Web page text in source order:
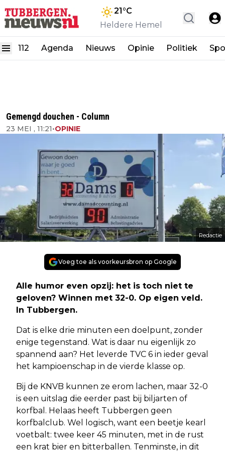
21°C
Heldere Hemel
112 Agenda Nieuws Opinie Politiek
Gemengd douchen - Column
23 MEI , 11:21•OPINIE
Redactie
Voeg toe als voorkeursbron op Google
Alle humor even opzij: het is toch niet te
geloven? Winnen met 32-0. Op eigen veld.
In Tubbergen.
Dat is elke drie minuten een doelpunt, zonder
enige tegenstand. Wat is daar nu eigenlijk zo
spannend aan? Het leverde TVC 6 in ieder geval
het kampioenschap in de vierde klasse op.
Bij de KNVB kunnen ze erom lachen, maar 32-0
is een uitslag die eerder past bij biljarten of
korfbal. Helaas heeft Tubbergen geen
korfbalclub. Wel logisch, want een beetje kearl
voetbalt: twee keer 45 minuten, met in de rust
een krat bier en bitterballen. Tenminste, in dit